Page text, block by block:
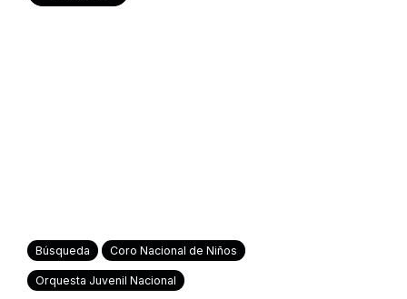
Búsqueda Coro Nacional de Niños
Orquesta Juvenil Nacional